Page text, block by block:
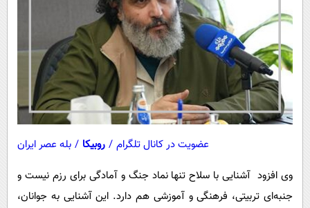
عضویت در کانال تلگرام / روبیکا / بله عصر ایران
وی افزود آشنایی با سلاح تنها نماد جنگ و آمادگی برای رزم نیست و
جنبه‌ای تربیتی، فرهنگی و آموزشی هم دارد. این آشنایی به جوانان،